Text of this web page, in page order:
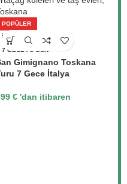
POPÜLER
İTALYA
7 GECE / 8 GÜN
Gimignano Toskana
7 Gece İtalya
€ 'dan itibaren